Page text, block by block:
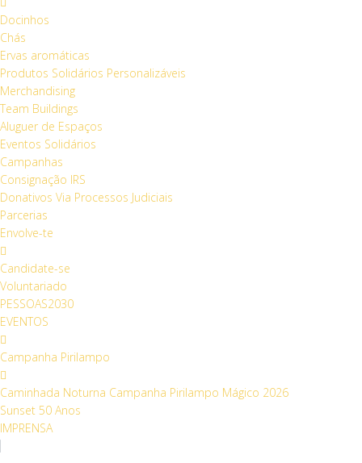
Docinhos
Chás
Ervas aromáticas
Produtos Solidários Personalizáveis
Merchandising
Team Buildings
Aluguer de Espaços
Eventos Solidários
Campanhas
Consignação IRS
Donativos Via Processos Judiciais
Parcerias
Envolve-te
Candidate-se
Voluntariado
PESSOAS2030
EVENTOS
Campanha Pirilampo
Caminhada Noturna Campanha Pirilampo Mágico 2026
Sunset 50 Anos
IMPRENSA